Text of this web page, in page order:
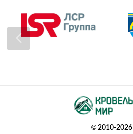
© 2010-2026